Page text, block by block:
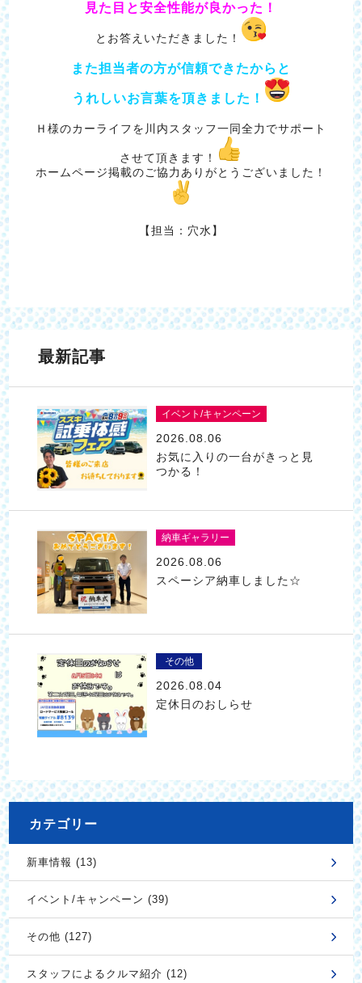
見た目と安全性能が良かった！
とお答えいただきました！
また担当者の方が信頼できたからと
うれしいお言葉を頂きました！
Ｈ様のカーライフを川内スタッフ一同全力でサポート
させて頂きます！
ホームページ掲載のご協力ありがとうございました！
【担当：穴水】
最新記事
イベント/キャンペーン
2026.08.06
お気に入りの一台がきっと見
つかる！
納車ギャラリー
2026.08.06
スペーシア納車しました☆
その他
2026.08.04
定休日のおしらせ
カテゴリー
新車情報 (13)
イベント/キャンペーン (39)
その他 (127)
スタッフによるクルマ紹介 (12)